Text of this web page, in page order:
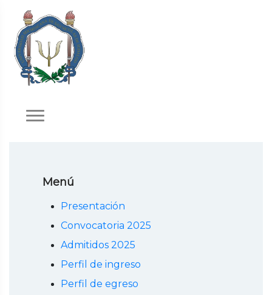
Menú
Presentación
Convocatoria 2025
Admitidos 2025
Perfil de ingreso
Perfil de egreso